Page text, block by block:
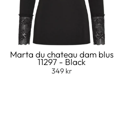
Marta du chateau dam blus
11297 - Black
349 kr